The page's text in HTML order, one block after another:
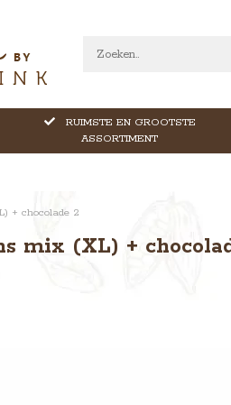
RUIMSTE EN GROOTSTE
ASSORTIMENT
+ chocolade 2
mix (XL) +